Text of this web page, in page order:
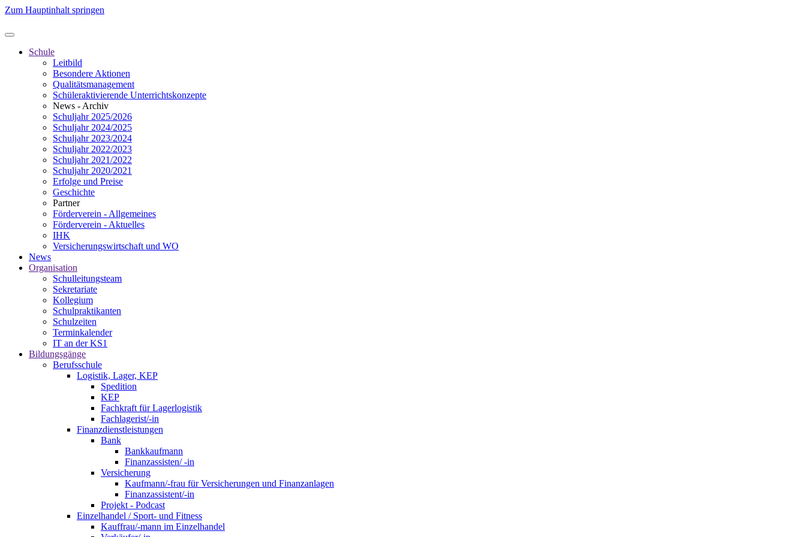
Zum Hauptinhalt springen
Schule
Leitbild
Besondere Aktionen
Qualitätsmanagement
Schüleraktivierende Unterrichtskonzepte
News - Archiv
Schuljahr 2025/2026
Schuljahr 2024/2025
Schuljahr 2023/2024
Schuljahr 2022/2023
Schuljahr 2021/2022
Schuljahr 2020/2021
Erfolge und Preise
Geschichte
Partner
Förderverein - Allgemeines
Förderverein - Aktuelles
IHK
Versicherungswirtschaft und WO
News
Organisation
Schulleitungsteam
Sekretariate
Kollegium
Schulpraktikanten
Schulzeiten
Terminkalender
IT an der KS1
Bildungsgänge
Berufsschule
Logistik, Lager, KEP
Spedition
KEP
Fachkraft für Lagerlogistik
Fachlagerist/-in
Finanzdienstleistungen
Bank
Bankkaufmann
Finanzassisten/ -in
Versicherung
Kaufmann/-frau für Versicherungen und Finanzanlagen
Finanzassistent/-in
Projekt - Podcast
Einzelhandel / Sport- und Fitness
Kauffrau/-mann im Einzelhandel